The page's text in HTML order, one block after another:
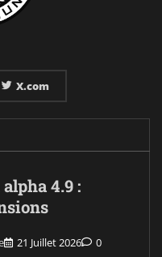
X.com
4.9 :
21 Juillet 2026 0